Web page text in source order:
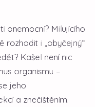
onemocní? Milujícího
rozhodit i „obyčejný“
Kašel není nic
organismu –
jeho
a znečištěním.